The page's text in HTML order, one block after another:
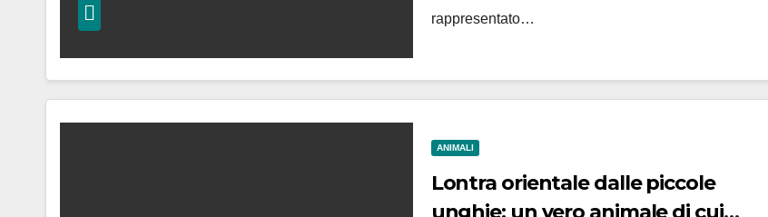
rappresentato…
ANIMALI
Lontra orientale dalle piccole
unghie: un vero animale di cui